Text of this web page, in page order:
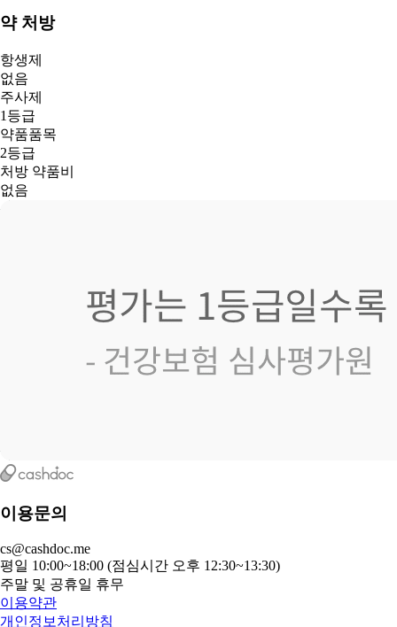
약 처방
항생제
없음
주사제
1등급
약품품목
2등급
처방 약품비
없음
이용문의
cs@cashdoc.me
평일 10:00~18:00 (점심시간 오후 12:30~13:30)
주말 및 공휴일 휴무
이용약관
개인정보처리방침